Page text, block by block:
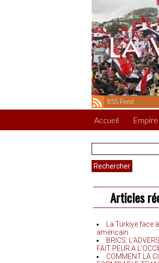
RSS Feed
Accueil Empire
Rechercher :
Articles
La Türkiye face
américain
BRICS:
FAIT PEUR A
COMMENT LA